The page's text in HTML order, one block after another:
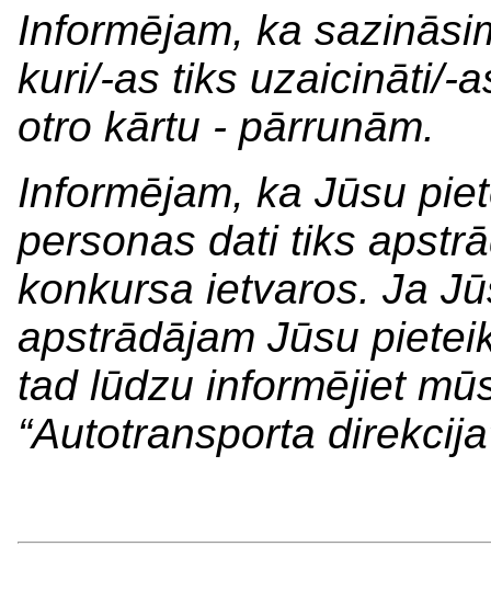
Informējam, ka
kuri/-as tiks uzaicināti/-
otro kārtu - pārrunām.
Informējam, ka Jūsu
personas dati tiks
konkursa ietvaros. Ja
apstrādājam Jūsu
tad lūdzu informējiet
“Autotransporta